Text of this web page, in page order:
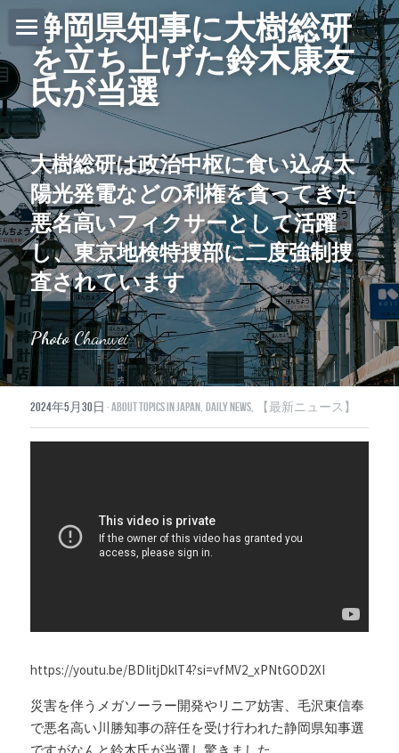
ホーム
Daily News
U.S. News
EuropeNews
China News
Featured Topics
Japan
特集ページ
About Mei
ログイン/登録
静岡県知事に大樹総研
を立ち上げた鈴木康友
氏が当選
大樹総研は政治中枢に食い込み太
陽光発電などの利権を貪ってきた
悪名高いフィクサーとして活躍
し、東京地検特捜部に二度強制捜
査されています
Photo Chanwei
2024年5月30日 ·About topics in Japan, Daily News, 【最新ニュース】
https://youtu.be/BDIitjDklT4?si=vfMV2_xPNtGOD2XI
災害を伴うメガソーラー開発やリニア妨害、毛沢東信奉
で悪名高い川勝知事の辞任を受け行われた静岡県知事選